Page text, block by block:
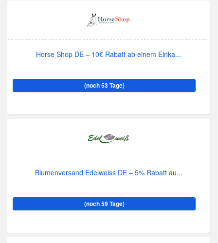
Horse Shop DE – 10€ Rabatt ab einem Einka...
(noch 53 Tage)
Blumenversand Edelweiss DE – 5% Rabatt au...
(noch 59 Tage)